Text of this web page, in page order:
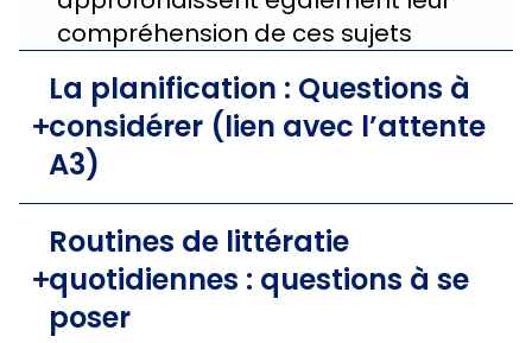
compréhension de ces sujets
La planification : Questions à
considérer (lien avec l’attente
A3)
Routines de littératie
quotidiennes : questions à se
poser